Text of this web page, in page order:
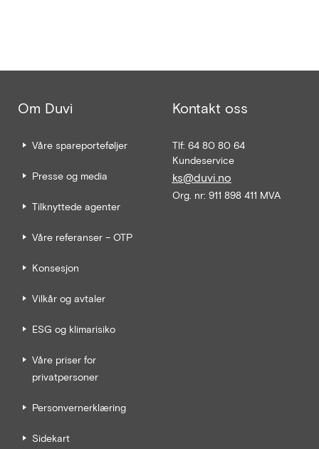
Om Duvi
Våre spareporteføljer
Presse og media
Tilknyttede agenter
Våre referanser – OTP
Konsesjon
Vilkår og avtaler
ESG og klimarisiko
Våre priser for
privatpersoner
Personvernerklæring
Sidekart
Kontakt oss
Tlf: 64 80 80 64
Kundeservice
ks@duvi.no
Org. nr: 911 898 411 MVA